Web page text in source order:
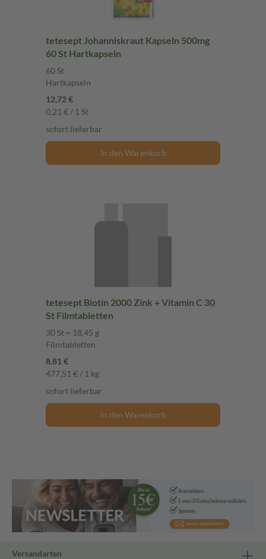
tetesept Johanniskraut Kapseln 500mg
60 St Hartkapseln
60 St
Hartkapseln
12,72 €
0,21 € / 1 St
sofort lieferbar
In den Warenkorb
tetesept Biotin 2000 Zink + Vitamin C 30
St Filmtabletten
30 St = 18,45 g
Filmtabletten
8,81 €
477,51 € / 1 kg
sofort lieferbar
In den Warenkorb
Versandarten